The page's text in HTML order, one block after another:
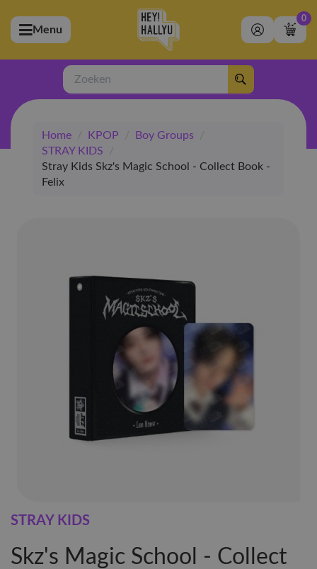
(Artiesten)
(Merchandise)
(Exclusive)
(Winkel)
Menu
0
Zoeken
Home / KPOP / Boy Groups
/
STRAY KIDS
/
Stray Kids Skz's Magic School - Collect Book -
Felix
STRAY KIDS
Skz's Magic School - Collect